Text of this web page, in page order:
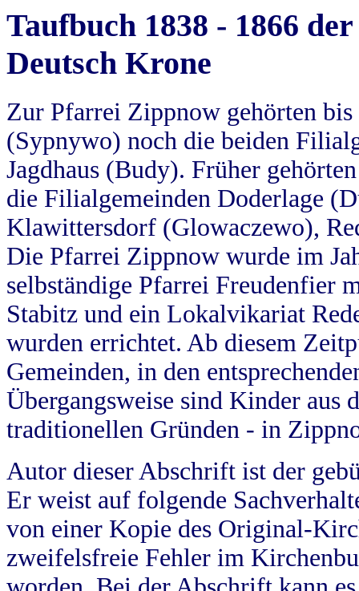
Taufbuch 1838 - 1866
Deutsch Krone
Zur Pfarrei Zippnow gehörten
(Sypnywo) noch die beiden
Jagdhaus (Budy). Früher
die Filialgemeinden Doderlage
Klawittersdorf (Glowaczewo),
Die Pfarrei Zippnow wurde im
selbständige Pfarrei Freudenfier
Stabitz und ein Lokalvikariat
wurden errichtet. Ab diesem
Gemeinden, in den
Übergangsweise sind Kinder aus
traditionellen Gründen - in
Autor dieser Abschrift ist der
Er weist auf folgende
von einer Kopie des Original-
zweifelsfreie Fehler im